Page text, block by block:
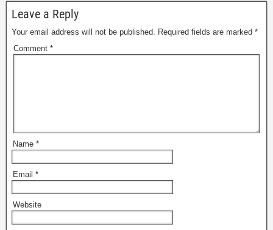
Leave a Reply
Your email address will not be published. Required fields are marked *
Comment *
Name *
Email *
Website